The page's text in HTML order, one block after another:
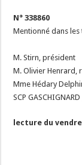
N° 338860
Mentionné dans
M. Stirn, président
M. Olivier Henrard,
Mme Hédary
SCP
lecture du